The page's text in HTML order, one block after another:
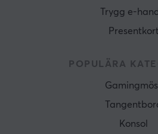
Trygg e-
Presentkort
POPULÄRA
Konsol